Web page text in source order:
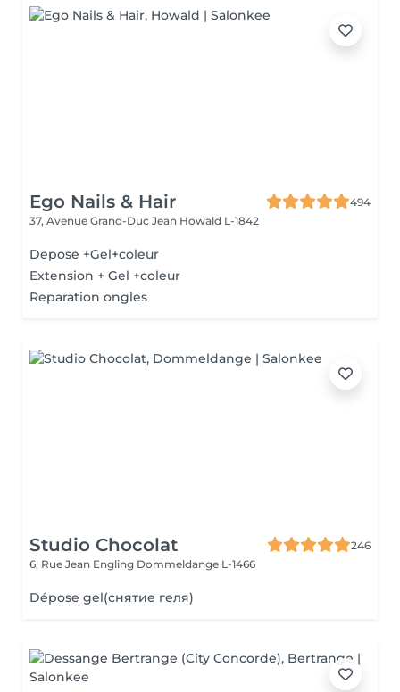
Ego Nails & Hair
494
37, Avenue Grand-Duc Jean Howald L-1842
Depose +Gel+coleur
Extension + Gel +coleur
Reparation ongles
Studio Chocolat
246
6, Rue Jean Engling Dommeldange L-1466
Dépose gel(снятие геля)